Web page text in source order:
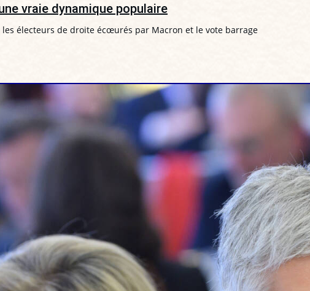
vraie dynamique populaire
électeurs de droite écœurés par Macron et le vote barrage